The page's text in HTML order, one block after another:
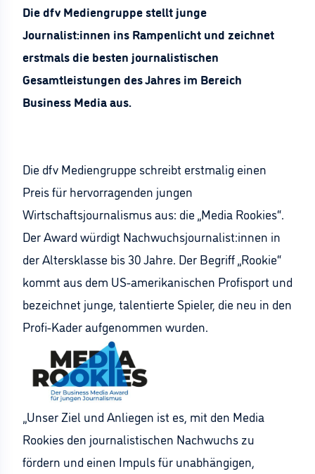
Die dfv Mediengruppe stellt junge
Journalist:innen ins Rampenlicht und zeichnet
erstmals die besten journalistischen
Gesamtleistungen des Jahres im Bereich
Business Media aus.
Die dfv Mediengruppe schreibt erstmalig einen
Preis für hervorragenden jungen
Wirtschaftsjournalismus aus: die „Media Rookies“.
Der Award würdigt Nachwuchsjournalist:innen in
der Altersklasse bis 30 Jahre. Der Begriff „Rookie“
kommt aus dem US-amerikanischen Profisport und
bezeichnet junge, talentierte Spieler, die neu in den
Profi-Kader aufgenommen wurden.
„Unser Ziel und Anliegen ist es, mit den Media
Rookies den journalistischen Nachwuchs zu
fördern und einen Impuls für unabhängigen,